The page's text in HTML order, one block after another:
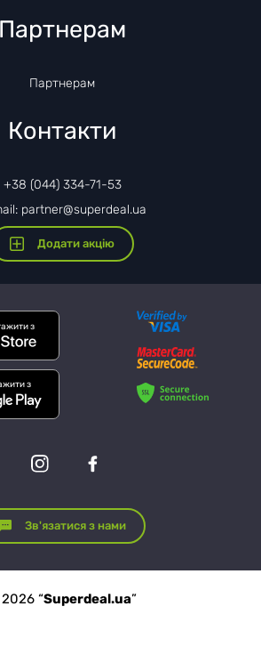
Партнерам
Партнерам
Контакти
+38 (044) 334-71-53
partner@superdeal.ua
Додати акцію
з
з
Зв'язатися з нами
“Superdeal.ua”